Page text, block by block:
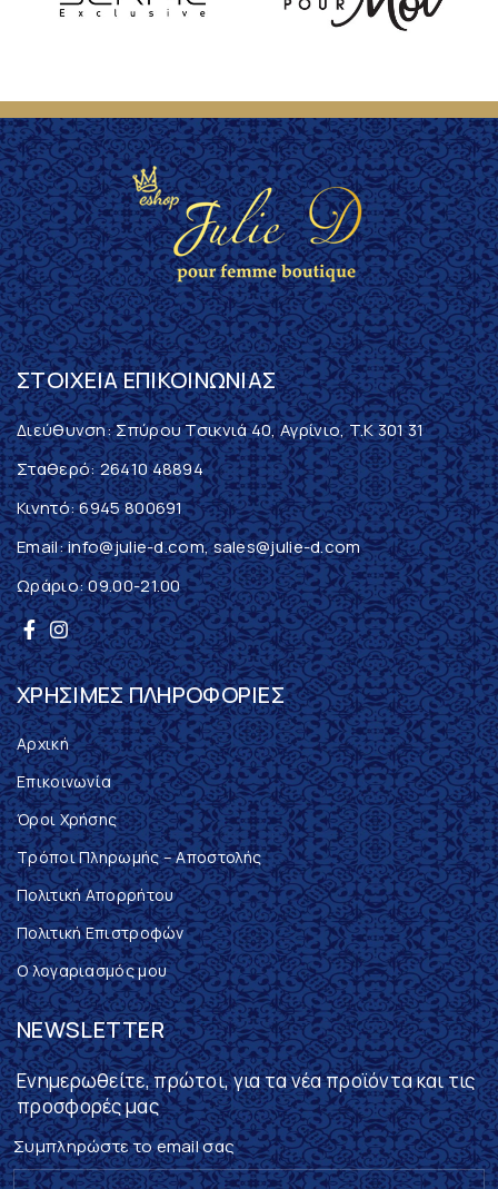
ΣΤΟΙΧΕΊΑ ΕΠΙΚΟΙΝΩΝΊΑΣ
Διεύθυνση: Σπύρου Τσικνιά 40, Αγρίνιο, T.K 301 31
Σταθερό:26410 48894
Κινητό:6945 800691
Email:info@julie-d.com,sales@julie-d.com
Ωράριο: 09.00-21.00
ΧΡΉΣΙΜΕΣ ΠΛΗΡΟΦΟΡΊΕΣ
Αρχική
Επικοινωνία
Όροι Χρήσης
Τρόποι Πληρωμής – Αποστολής
Πολιτική Απορρήτου
Πολιτική Επιστροφών
Ο λογαριασμός μου
NEWSLETTER
Ενημερωθείτε, πρώτοι, για τα νέα προϊόντα και τις
προσφορές μας
Συμπληρώστε το email σας